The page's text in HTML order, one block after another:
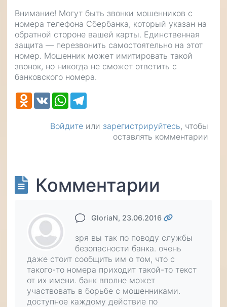
Внимание! Могут быть звонки мошенников с
номера телефона Сбербанка, который указан на
обратной стороне вашей карты. Единственная
защита — перезвонить самостоятельно на этот
номер. Мошенник может имитировать такой
звонок, но никогда не сможет ответить с
банковского номера.
Odnoklassniki
VK WhatsApp
Войдите или зарегистрируйтесь, чтобы
оставлять комментарии
Комментарии
GloriaN, 23.06.2016
зря вы так по поводу службы
безопасности банка. очень
даже стоит сообщить им о том, что с
такого-то номера приходит такой-то текст
от их имени. банк вполне может
участвовать в борьбе с мошенниками.
доступное каждому действие по